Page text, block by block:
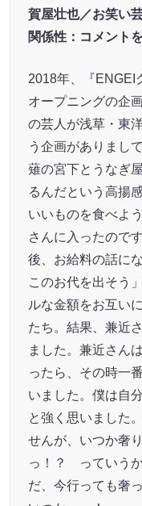
賀屋壮也／お笑い
関係性：コメント
2018年、『ENGEI
オープニングの企
の芸人が浅草・東
う企画がありまし
薙の宮下とうなぎ
るんだという高揚
いいものを食べよ
さんに入ったので
後、お給料の話に
このお代を出そう
ルな金額をお互い
たち。結果、兼近
ました。兼近さん
ったら、その時一
いました。僕は自
と強く思いました
せんが、いつか奢
っ！？ っていう
だ、今行っても奢